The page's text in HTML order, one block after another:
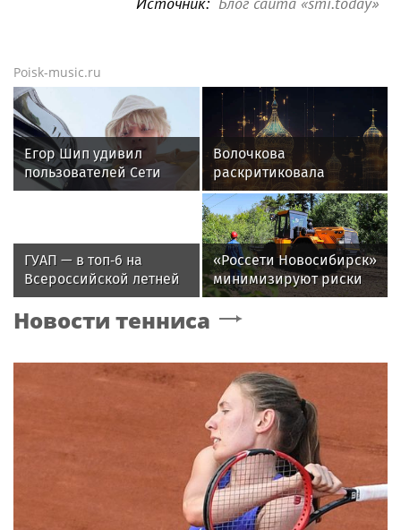
Poisk-music.ru
Егор Шип удивил
пользователей Сети
кардинальной сменой
Волочкова
раскритиковала
концерт Билана в
Москве за плохую
организацию
ГУАП — в топ‑6 на
Всероссийской летней
Универсиаде по
спортивному
«Россети Новосибирск»
минимизируют риски
повреждений ЛЭП за
счет масштабной
Новости тенниса